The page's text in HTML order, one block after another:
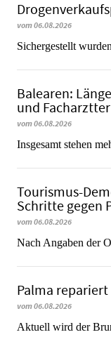
vom 06.08.2026
​​​​​​​Sichergestellt
Balearen:
und
vom 06.08.2026
Insgesamt stehen
Tourismus-
Schritte gegen
vom 06.08.2026
Nach Angaben der
Palma
vom 06.08.2026
Aktuell wird der